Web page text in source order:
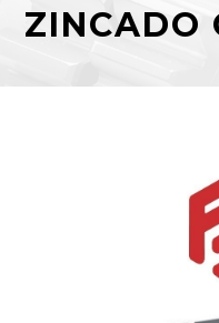
ZINCADO